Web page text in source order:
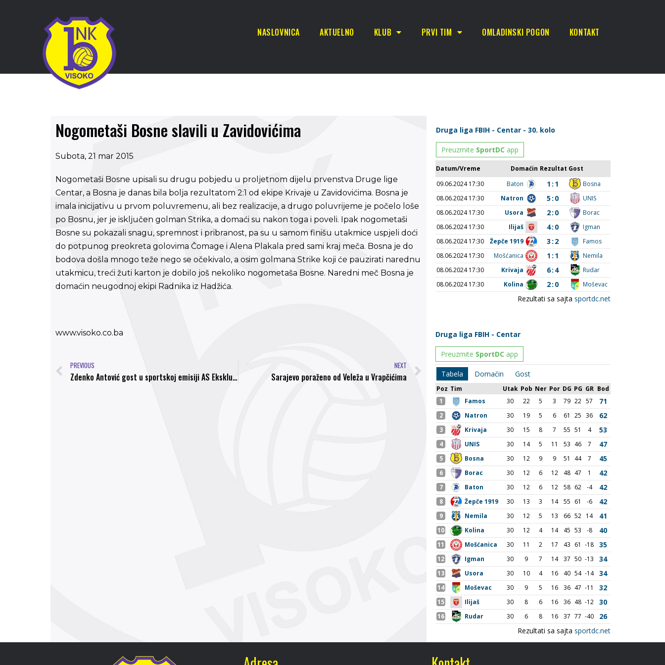
NASLOVNICA AKTUELNO KLUB PRVI TIM OMLADINSKI POGON KONTAKT
Nogometaši Bosne slavili u Zavidovićima
Subota, 21 mar 2015
Nogometaši Bosne upisali su drugu pobjedu u proljetnom dijelu prvenstva Druge lige
Centar, a Bosna je danas bila bolja rezultatom 2:1 od ekipe Krivaje u Zavidovićima. Bosna je
imala inicijativu u prvom poluvremenu, ali bez realizacije, a drugo poluvrijeme je počelo loše
po Bosnu, jer je isključen golman Strika, a domaći su nakon toga i poveli. Ipak nogometaši
Bosne su pokazali snagu, spremnost i pribranost, pa su u samom finišu utakmice uspjeli doći
do potpunog preokreta golovima Čomage i Alena Plakala pred sami kraj meča. Bosna je do
bodova došla mnogo teže nego se očekivalo, a osim golmana Strike koji će pauzirati narednu
utakmicu, treći žuti karton je dobilo još nekoliko nogometaša Bosne. Naredni meč Bosna je
domaćin neugodnoj ekipi Radnika iz Hadžića.
www.visoko.co.ba
PREVIOUS
Zdenko Antović gost u sportskoj emisiji AS Ekskluziv
NEXT
Sarajevo poraženo od Veleža u Vrapčićima